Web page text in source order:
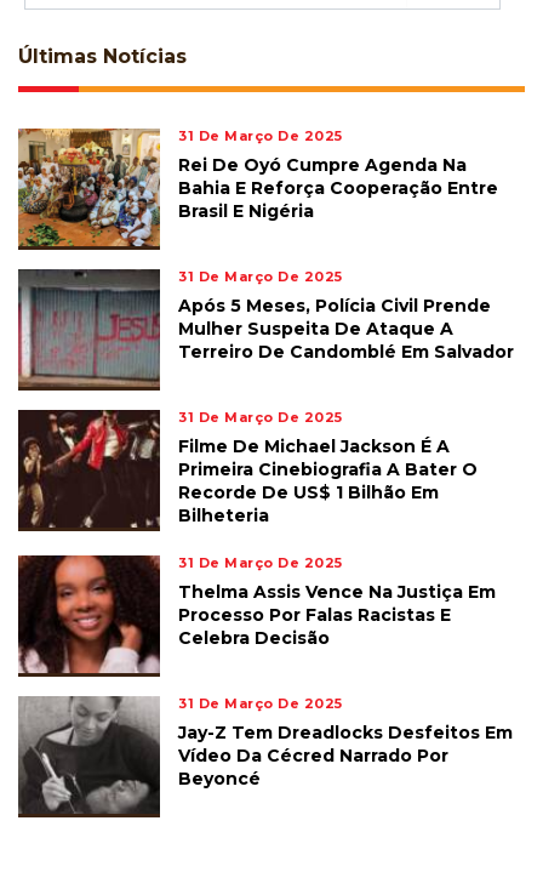
Últimas Notícias
31 De Março De 2025
Rei De Oyó Cumpre Agenda Na
Bahia E Reforça Cooperação Entre
Brasil E Nigéria
31 De Março De 2025
Após 5 Meses, Polícia Civil Prende
Mulher Suspeita De Ataque A
Terreiro De Candomblé Em Salvador
31 De Março De 2025
Filme De Michael Jackson É A
Primeira Cinebiografia A Bater O
Recorde De US$ 1 Bilhão Em
Bilheteria
31 De Março De 2025
Thelma Assis Vence Na Justiça Em
Processo Por Falas Racistas E
Celebra Decisão
31 De Março De 2025
Jay-Z Tem Dreadlocks Desfeitos Em
Vídeo Da Cécred Narrado Por
Beyoncé